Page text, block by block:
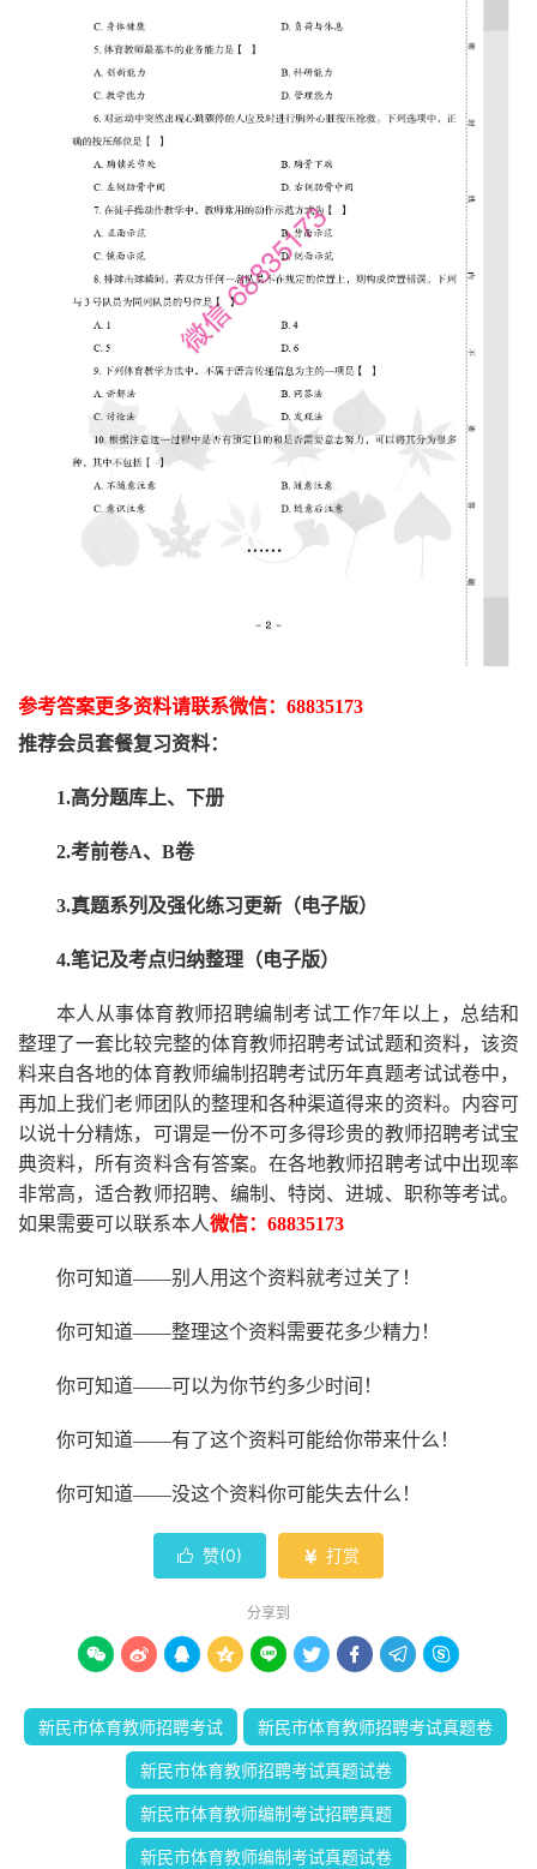
参考答案更多资料请联系微信： 68835173
推荐会员套餐复习资料：
1.高分题库上、下册
2.考前卷A、B卷
3.真题系列及强化练习更新（电子版）
4.笔记及考点归纳整理（电子版）
本人从事体育教师招聘编制考试工作7年以上，总结和
整理了一套比较完整的体育教师招聘考试试题和资料，该资
料来自各地的体育教师编制招聘考试历年真题考试试卷中，
再加上我们老师 团队的整理和各种渠道得来的资料。内容可
以说十分精炼，可谓是一份不可多得珍贵的教师招聘考试宝
典资料，所有资料含有答案。在各地教师招聘考试中出现率
非常高，适合教师招聘、编制、特岗、进城、职称等考试。
如果需要可以联系本人微信： 68835173
你可知道——别人用这个资料就考过关了！
你可知道——整理这个资料需要花多少精力 ！
你可知道——可以为你节约多少时间！
你可知道——有了这个资料可能给你带来什么！
你可知道——没这个资料你可能失去什么 ！
 赞(0)  打赏
分享到
        
新民市体育教师招聘考试 新民市体育教师招聘考试真题卷
新民市体育教师招聘考试真题试卷
新民市体育教师编制考试招聘真题
新民市体育教师编制考试真题试卷